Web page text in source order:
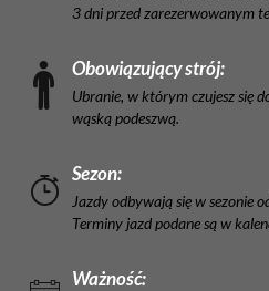
3 dni przed zarezerwowanym
Obowiązujący strój:
Ubranie, w którym czujesz się
wąską podeszwą.
Sezon:
Jazdy odbywają się w sezonie
Terminy jazd podane są w
Ważność: